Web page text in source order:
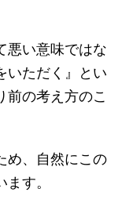
悪い意味ではな
いただく』とい
前の考え方のこ
め、自然にこの
す。